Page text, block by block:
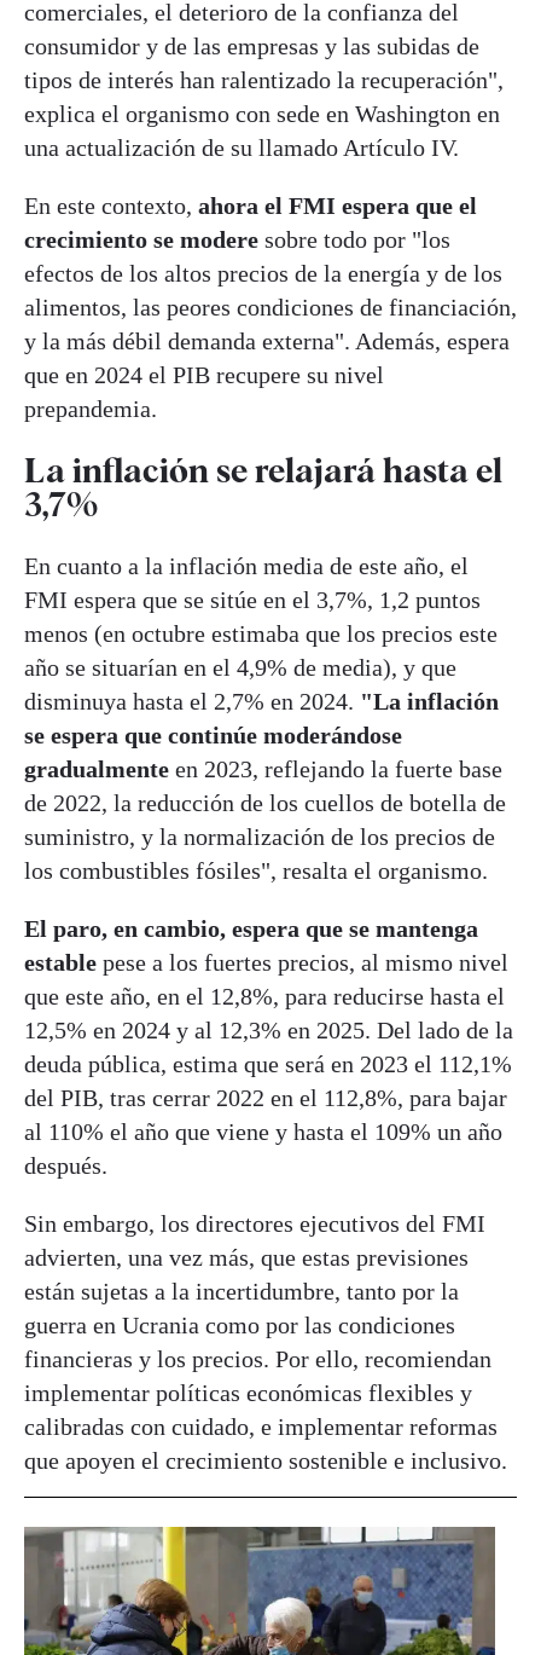
comerciales, el deterioro de la confianza del
consumidor y de las empresas y las subidas de
tipos de interés han ralentizado la recuperación",
explica el organismo con sede en Washington en
una actualización de su llamado Artículo IV.
En este contexto, ahora el FMI espera que el
crecimiento se modere sobre todo por "los
efectos de los altos precios de la energía y de los
alimentos, las peores condiciones de financiación,
y la más débil demanda externa". Además, espera
que en 2024 el PIB recupere su nivel
prepandemia.
La inflación se relajará hasta el
3,7%
En cuanto a la inflación media de este año, el
FMI espera que se sitúe en el 3,7%, 1,2 puntos
menos (en octubre estimaba que los precios este
año se situarían en el 4,9% de media), y que
disminuya hasta el 2,7% en 2024. "La inflación
se espera que continúe moderándose
gradualmente en 2023, reflejando la fuerte base
de 2022, la reducción de los cuellos de botella de
suministro, y la normalización de los precios de
los combustibles fósiles", resalta el organismo.
El paro, en cambio, espera que se mantenga
estable pese a los fuertes precios, al mismo nivel
que este año, en el 12,8%, para reducirse hasta el
12,5% en 2024 y al 12,3% en 2025. Del lado de la
deuda pública, estima que será en 2023 el 112,1%
del PIB, tras cerrar 2022 en el 112,8%, para bajar
al 110% el año que viene y hasta el 109% un año
después.
Sin embargo, los directores ejecutivos del FMI
advierten, una vez más, que estas previsiones
están sujetas a la incertidumbre, tanto por la
guerra en Ucrania como por las condiciones
financieras y los precios. Por ello, recomiendan
implementar políticas económicas flexibles y
calibradas con cuidado, e implementar reformas
que apoyen el crecimiento sostenible e inclusivo.